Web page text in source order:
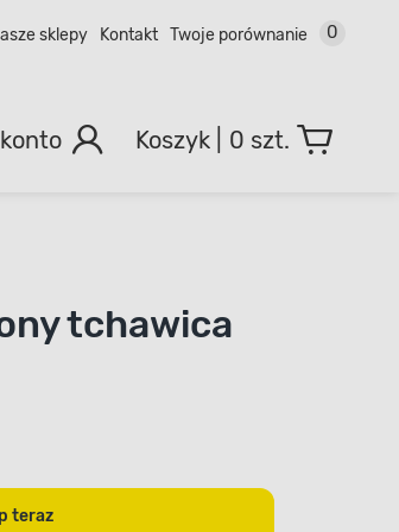
sklepy Kontakt Twoje porównanie 0
0 szt.
tchawica
Kup teraz